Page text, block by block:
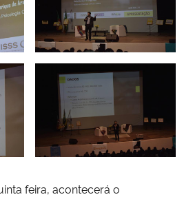
feira, acontecerá o